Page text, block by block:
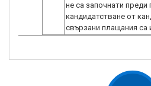
не са започнати преди
кандидатстване от
свързани плащания са